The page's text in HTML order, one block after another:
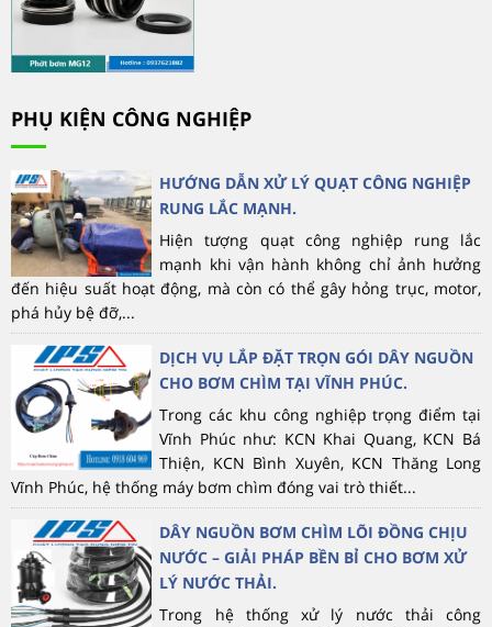
PHỤ KIỆN CÔNG NGHIỆP
HƯỚNG DẪN XỬ LÝ QUẠT CÔNG NGHIỆP
RUNG LẮC MẠNH.
Hiện tượng quạt công nghiệp rung lắc
mạnh khi vận hành không chỉ ảnh hưởng
đến hiệu suất hoạt động, mà còn có thể gây hỏng trục, motor,
phá hủy bệ đỡ,...
DỊCH VỤ LẮP ĐẶT TRỌN GÓI DÂY NGUỒN
CHO BƠM CHÌM TẠI VĨNH PHÚC.
Trong các khu công nghiệp trọng điểm tại
Vĩnh Phúc như: KCN Khai Quang, KCN Bá
Thiện, KCN Bình Xuyên, KCN Thăng Long
Vĩnh Phúc, hệ thống máy bơm chìm đóng vai trò thiết...
DÂY NGUỒN BƠM CHÌM LÕI ĐỒNG CHỊU
NƯỚC – GIẢI PHÁP BỀN BỈ CHO BƠM XỬ
LÝ NƯỚC THẢI.
Trong hệ thống xử lý nước thải công